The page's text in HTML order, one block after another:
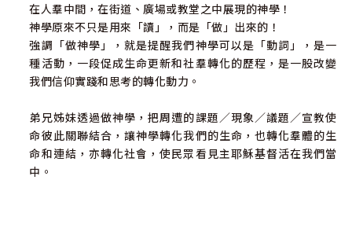
在人羣中間，在街道、廣場或教堂之中展現的神學！
神學原來不只是用來「讀」，而是「做」出來的！
強調「做神學」，就是提醒我們神學可以是「動詞」，是一
種活動，一段促成生命更新和社羣轉化的歷程，是一股改變
我們信仰實踐和思考的轉化動力。
弟兄姊妹透過做神學，把周遭的課題／現象／議題／宣教使
命彼此關聯結合，讓神學轉化我們的生命，也轉化羣體的生
命和連結，亦轉化社會，使民眾看見主耶穌基督活在我們當
中。